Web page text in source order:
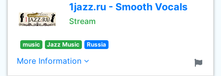
1jazz.ru - Smooth Vocals
Stream
music Jazz Music Russia
More Information